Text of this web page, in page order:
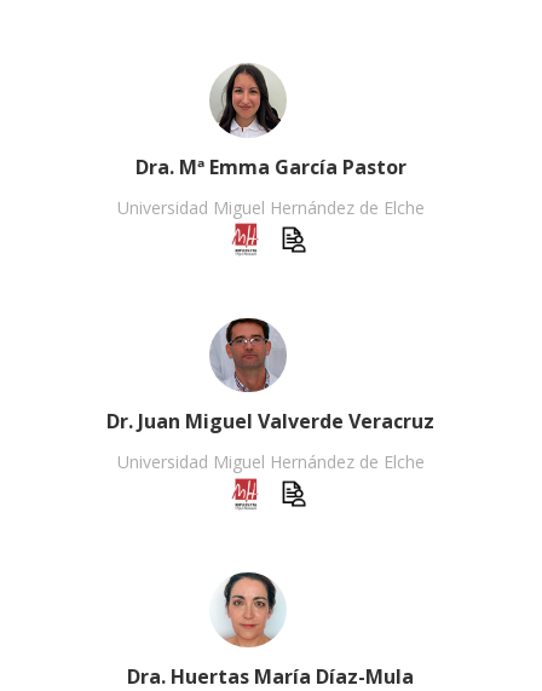
Dra. Mª Emma García Pastor
Universidad Miguel Hernández de Elche
Dr. Juan Miguel Valverde Veracruz
Universidad Miguel Hernández de Elche
Dra. Huertas María Díaz-Mula